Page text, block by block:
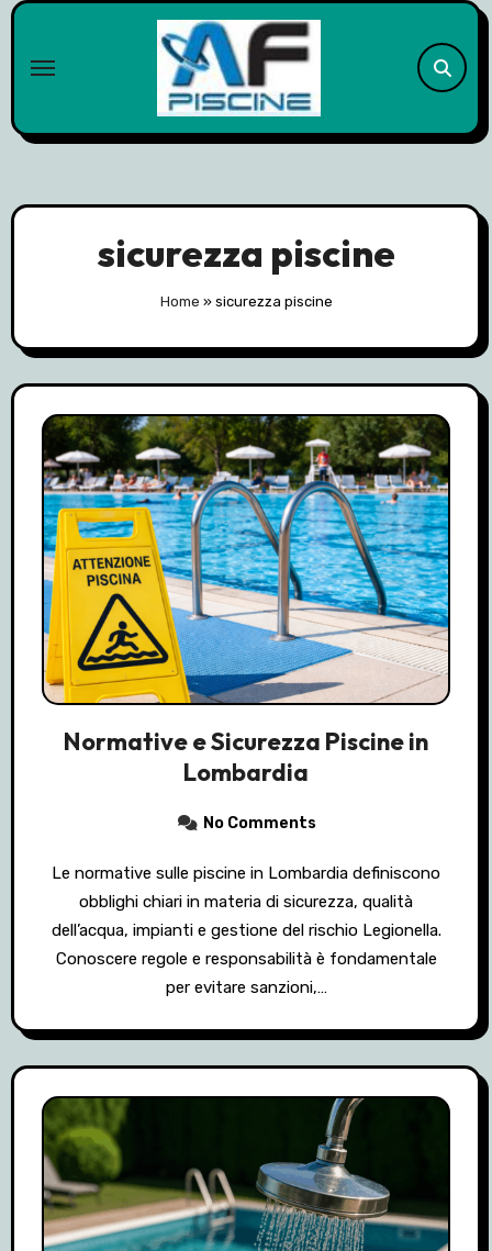
Skip
content
sicurezza piscine
Home » sicurezza piscine
Normative e Sicurezza Piscine in
Lombardia
No Comments
Le normative sulle piscine in Lombardia definiscono
obblighi chiari in materia di sicurezza, qualità
dell’acqua, impianti e gestione del rischio Legionella.
Conoscere regole e responsabilità è fondamentale
per evitare sanzioni,…